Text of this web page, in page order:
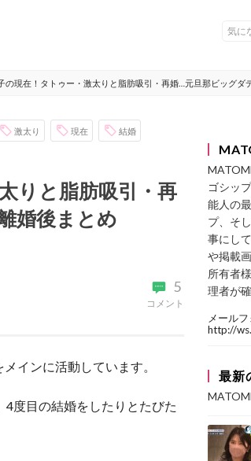
の現在！タトゥー・激太りと脂肪吸引・再婚…元旦那ビッグダ
激太り 現在 結婚
りと脂肪吸引・再
婚後まとめ
5
コメント
インに活動しています。
度目の結婚をしたりとたびた
ゴシッ
能人の
プ、そ
事にし
や掲載
所有者
理者が
メール
http://
最新